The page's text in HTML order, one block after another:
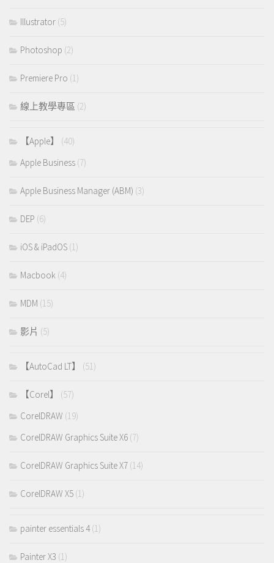
Illustrator (5)
Photoshop (2)
Premiere Pro (1)
線上教學專區 (2)
【Apple】
(40)
Apple Business (7)
Apple Business Manager (ABM) (3)
DEP (6)
iOS & iPadOS (1)
Macbook (4)
MDM (15)
影片 (5)
【AutoCad LT】 (51)
【Corel】
(57)
CorelDRAW (19)
CorelDRAW Graphics Suite X6 (7)
CorelDRAW Graphics Suite X7 (14)
CorelDRAW X5 (1)
painter essentials 4(1)
Painter X3 (1)